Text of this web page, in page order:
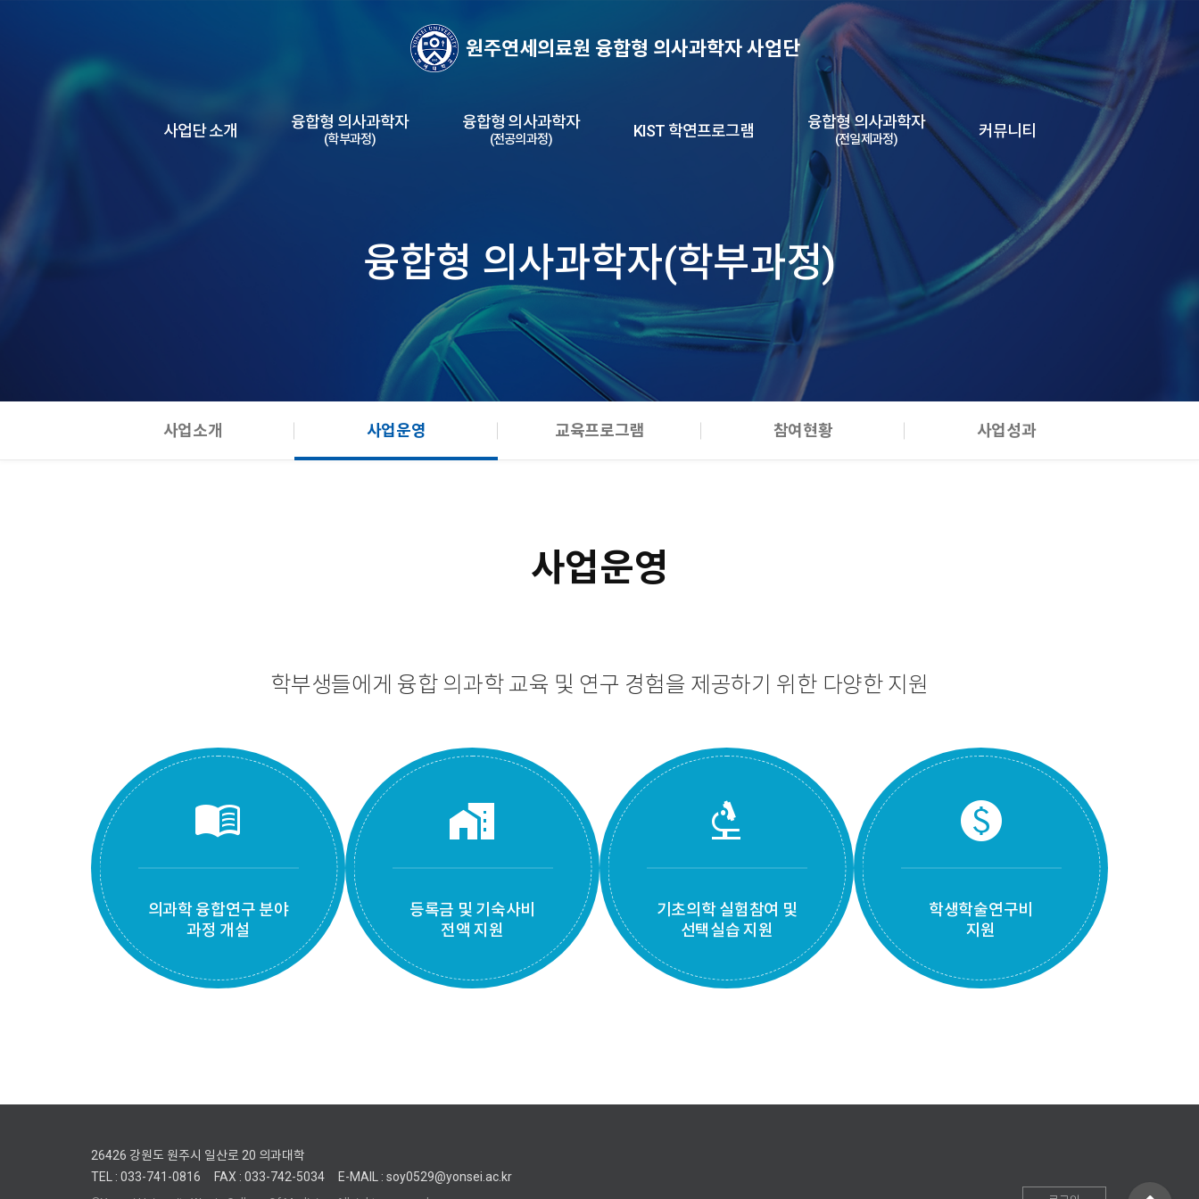
사업단 소개 융합형 의사과학자
(학부과정)
융합형 의사과학자
(전공의과정) KIST 학연프로그램 융합형 의사과학자
(전일제과정) 커뮤니티
융합형 의사과학자(학부과정)
사업소개 사업운영 교육프로그램 참여현황 사업성과
사업운영
학부생들에게 융합 의과학 교육 및 연구 경험을 제공하기 위한 다양한 지원
menu_book
의과학 융합연구 분야
과정 개설
home_work
등록금 및 기숙사비
전액 지원
biotech
기초의학 실험참여 및
선택실습 지원
monetization_on
학생학술연구비
지원
26426 강원도 원주시 일산로 20 의과대학
TEL : 033-741-0816
FAX : 033-742-5034 E-MAIL : soy0529@yonsei.ac.kr